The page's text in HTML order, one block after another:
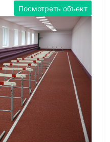
Посмотреть объект